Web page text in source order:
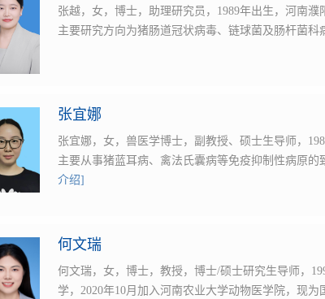
张越，女，博士，助理研究员，1989年出生，河南
主要研究方向为猪肠道冠状病毒、链球菌及肠杆菌
张宜娜
张宜娜，女，兽医学博士，副教授、硕士生导师，
主要从事猪蓝耳病、禽法氏囊病等免疫抑制性病原
介绍]
何文瑞
何文瑞，女，博士，教授，博士/硕士研究生导师，
学，2020年10月加入河南农业大学动物医学院，现